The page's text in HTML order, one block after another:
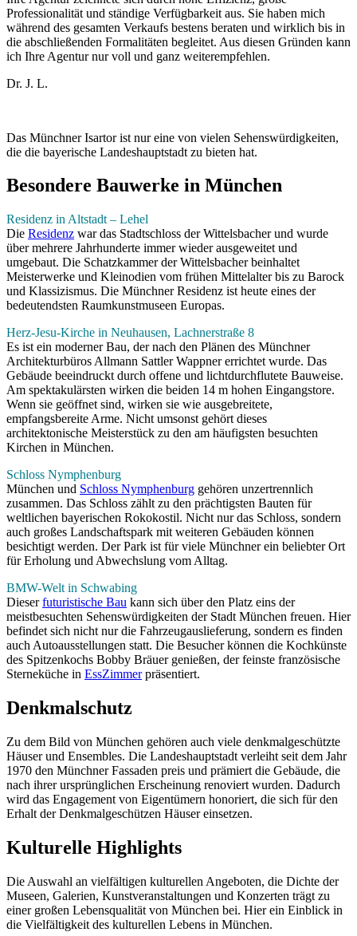
Professionalität und ständige Verfügbarkeit aus. Sie haben mich
während des gesamten Verkaufs bestens beraten und wirklich bis in
die abschließenden Formalitäten begleitet. Aus diesen Gründen kann
ich Ihre Agentur nur voll und ganz weiterempfehlen.
Dr. J. L.
Das Münchner Isartor ist nur eine von vielen Sehenswürdigkeiten,
die die bayerische Landeshauptstadt zu bieten hat.
Besondere Bauwerke in München
Residenz in Altstadt – Lehel
Die Residenz war das Stadtschloss der Wittelsbacher und wurde
über mehrere Jahrhunderte immer wieder ausgeweitet und
umgebaut. Die Schatzkammer der Wittelsbacher beinhaltet
Meisterwerke und Kleinodien vom frühen Mittelalter bis zu Barock
und Klassizismus. Die Münchner Residenz ist heute eines der
bedeutendsten Raumkunstmuseen Europas.
Herz-Jesu-Kirche in Neuhausen, Lachnerstraße 8
Es ist ein moderner Bau, der nach den Plänen des Münchner
Architekturbüros Allmann Sattler Wappner errichtet wurde. Das
Gebäude beeindruckt durch offene und lichtdurchflutete Bauweise.
Am spektakulärsten wirken die beiden 14 m hohen Eingangstore.
Wenn sie geöffnet sind, wirken sie wie ausgebreitete,
empfangsbereite Arme. Nicht umsonst gehört dieses
architektonische Meisterstück zu den am häufigsten besuchten
Kirchen in München.
Schloss Nymphenburg
München und Schloss Nymphenburg gehören unzertrennlich
zusammen. Das Schloss zählt zu den prächtigsten Bauten für
weltlichen bayerischen Rokokostil. Nicht nur das Schloss, sondern
auch großes Landschaftspark mit weiteren Gebäuden können
besichtigt werden. Der Park ist für viele Münchner ein beliebter Ort
für Erholung und Abwechslung vom Alltag.
BMW-Welt in Schwabing
Dieserfuturistische Bau kann sich über den Platz eins der
meistbesuchten Sehenswürdigkeiten der Stadt München freuen. Hier
befindet sich nicht nur die Fahrzeugauslieferung, sondern es finden
auch Autoausstellungen statt. Die Besucher können die Kochkünste
des Spitzenkochs Bobby Bräuer genießen, der feinste französische
Sterneküche in EssZimmer präsentiert.
Denkmalschutz
Zu dem Bild von München gehören auch viele denkmalgeschützte
Häuser und Ensembles. Die Landeshauptstadt verleiht seit dem Jahr
1970 den Münchner Fassaden preis und prämiert die Gebäude, die
nach ihrer ursprünglichen Erscheinung renoviert wurden. Dadurch
wird das Engagement von Eigentümern honoriert, die sich für den
Erhalt der Denkmalgeschützen Häuser einsetzen.
Kulturelle Highlights
Die Auswahl an vielfältigen kulturellen Angeboten, die Dichte der
Museen, Galerien, Kunstveranstaltungen und Konzerten trägt zu
einer großen Lebensqualität von München bei. Hier ein Einblick in
die Vielfältigkeit des kulturellen Lebens in München.